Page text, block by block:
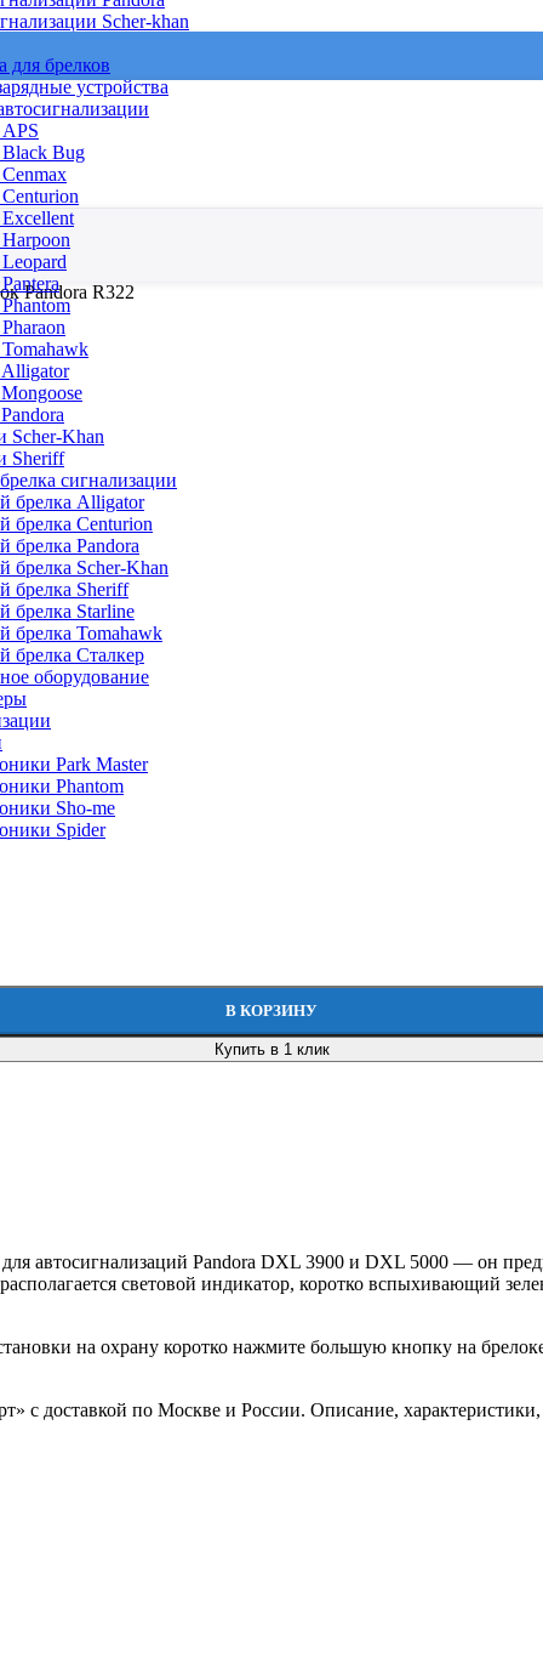
Scher-khan
для брелков
устройства
Bug
Scher-Khan
Sheriff
сигнализации
брелка Alligator
брелка Centurion
брелка Pandora
брелка Scher-Khan
брелка Sheriff
брелка Starline
брелка Tomahawk
брелка Сталкер
оборудование
Park Master
Phantom
Sho-me
Spider
Pandora R322
В КОРЗИНУ
Купить в 1 клик
автосигнализаций Pandora DXL 3900 и DXL 5000 — он
световой индикатор, коротко вспыхивающий
на охрану коротко нажмите большую кнопку на
с доставкой по Москве и России. Описание,